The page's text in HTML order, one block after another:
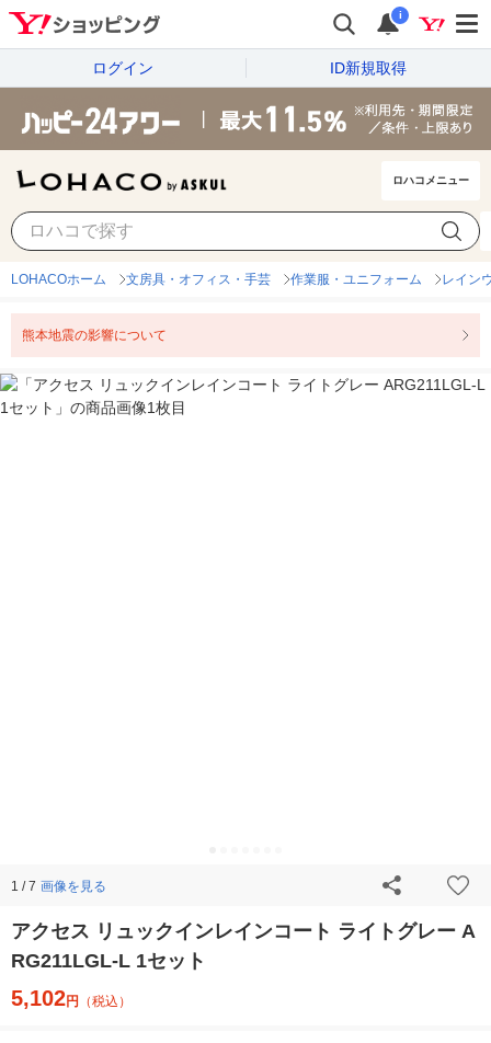
i
ログイン ID新規取得
ロハコメニュー
LOHACOホーム 文房具・オフィス・手芸 作業服・ユニフォーム レイン
熊本地震の影響について
1 / 7 画像を見る
アクセス リュックインレインコート ライトグレー A
RG211LGL-L 1セット
5,102円 （税込）